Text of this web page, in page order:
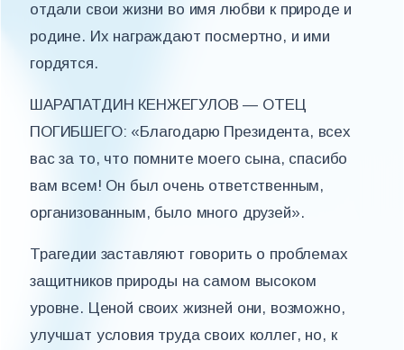
отдали свои жизни во имя любви к природе и
родине. Их награждают посмертно, и ими
гордятся.
ШАРАПАТДИН КЕНЖЕГУЛОВ — ОТЕЦ
ПОГИБШЕГО: «Благодарю Президента, всех
вас за то, что помните моего сына, спасибо
вам всем! Он был очень ответственным,
организованным, было много друзей».
Трагедии заставляют говорить о проблемах
защитников природы на самом высоком
уровне. Ценой своих жизней они, возможно,
улучшат условия труда своих коллег, но, к